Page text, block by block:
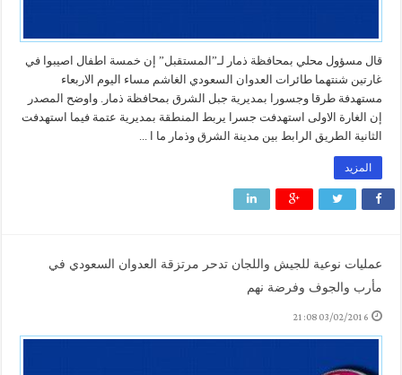
قال مسؤول محلي بمحافظة ذمار لـ”المستقبل” إن خمسة اطفال اصيبوا في
غارتين شنتهما طائرات العدوان السعودي الغاشم مساء اليوم الاربعاء
مستهدفة طرقا وجسورا بمديرية جبل الشرق بمحافظة ذمار. واوضح المصدر
إن الغارة الاولى استهدفت جسرا يربط المنطقة بمديرية عتمة فيما استهدفت
الثانية الطريق الرابط بين مدينة الشرق وذمار ما ا ...
المزيد
عمليات نوعية للجيش واللجان تدحر مرتزقة العدوان السعودي في
مأرب والجوف وفرضة نهم
03/02/2016 21:08